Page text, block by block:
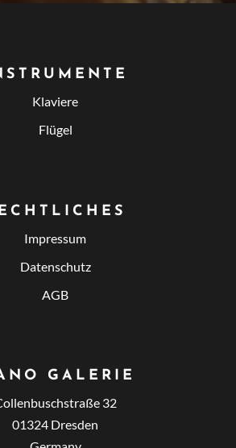
Klaviere
Flügel
Impressum
Datenschutz
AGB
GALERIE
32
01324 Dresden